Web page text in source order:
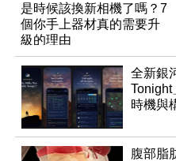
是時候該換新相機了嗎？7
個你手上器材真的需要升
級的理由
全新銀
時機與
腹部脂